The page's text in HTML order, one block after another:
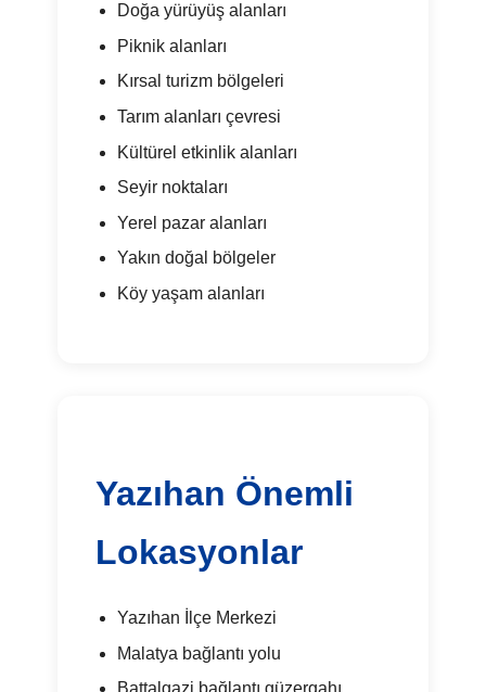
Doğa yürüyüş alanları
Piknik alanları
Kırsal turizm bölgeleri
Tarım alanları çevresi
Kültürel etkinlik alanları
Seyir noktaları
Yerel pazar alanları
Yakın doğal bölgeler
Köy yaşam alanları
Yazıhan Önemli
Lokasyonlar
Yazıhan İlçe Merkezi
Malatya bağlantı yolu